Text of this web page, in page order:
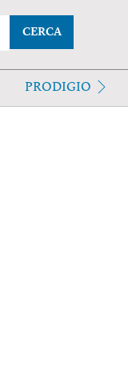
CERCA
PRODIGIO